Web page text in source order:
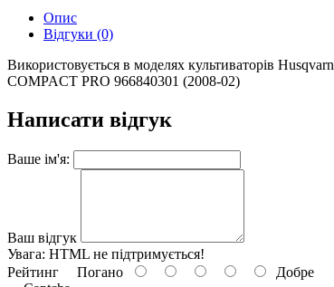
Опис
Відгуки (0)
Використовується в моделях культиваторів
COMPACT PRO 966840301 (2008-02)
Написати відгук
Ваше ім'я:
Ваш відгук
Увага: HTML не підтримується!
Рейтинг Погано
Добре